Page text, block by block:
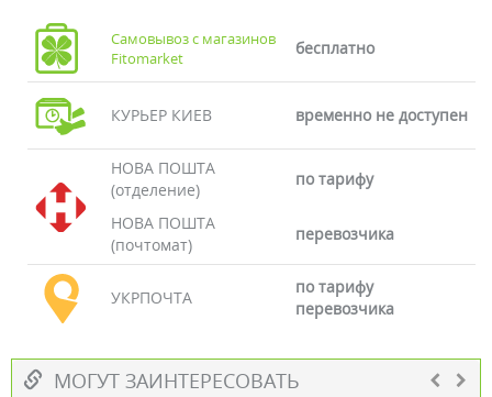
Самовывоз с магазинов
Fitomarket
бесплатно
КУРЬЕР КИЕВ временно не доступен
НОВА ПОШТА
(отделение)
по тарифу
НОВА ПОШТА
(почтомат)
перевозчика
УКРПОЧТА
по тарифу
перевозчика
МОГУТ ЗАИНТЕРЕСОВАТЬ